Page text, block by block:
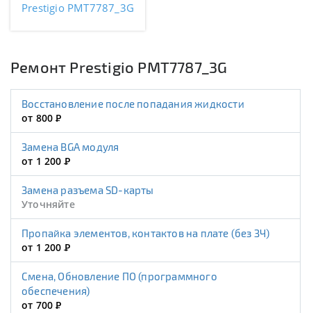
Prestigio PMT7787_3G
Ремонт Prestigio PMT7787_3G
Восстановление после попадания жидкости
от 800Р
Замена BGA модуля
от 1 200Р
Замена разъема SD-карты
Уточняйте
Пропайка элементов, контактов на плате (без ЗЧ)
от 1 200Р
Смена, Обновление ПО (программного
обеспечения)
от 700Р